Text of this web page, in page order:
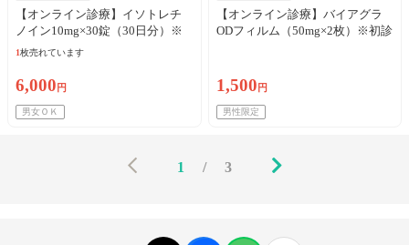
【オンライン診療】イソトレチ
ノイン10mg×30錠（30日分）※
初診料・送料込／リピート可
1枚売れています
6,000 円
男女ＯＫ
【オンライン診療】バイアグラ
ODフィルム（50mg×2枚）※初診
1,500 円
男性限定
1 / 3